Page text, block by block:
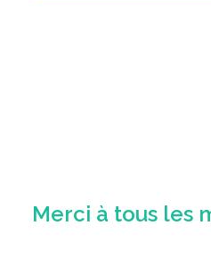
Merci à tous les